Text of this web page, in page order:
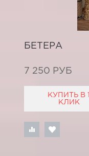
БЕТЕРА
7 250 РУБ
КУПИТЬ В 1
КЛИК